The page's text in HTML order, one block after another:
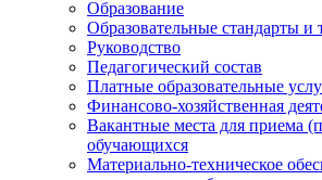
Образование
Образовательные стандарты и
Руководство
Педагогический состав
Платные образовательные
Финансово-хозяйственная
Вакантные места для приема
обучающихся
Материально-техническое